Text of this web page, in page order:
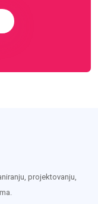
projektovanju,